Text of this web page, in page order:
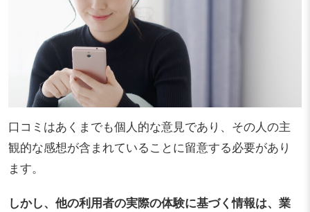
口コミはあくまでも個人的な意見であり、その人の主
観的な感想が含まれていることに留意する必要があり
ます。
しかし、他の利用者の実際の体験に基づく情報は、業